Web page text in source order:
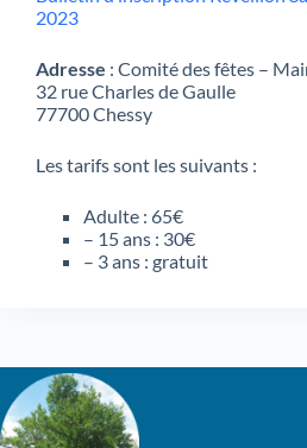
2023
Adresse : Comité des fêtes –
32 rue Charles de Gaulle
77700 Chessy
Les tarifs sont les suivants :
Adulte : 65€
– 15 ans : 30€
– 3 ans : gratuit